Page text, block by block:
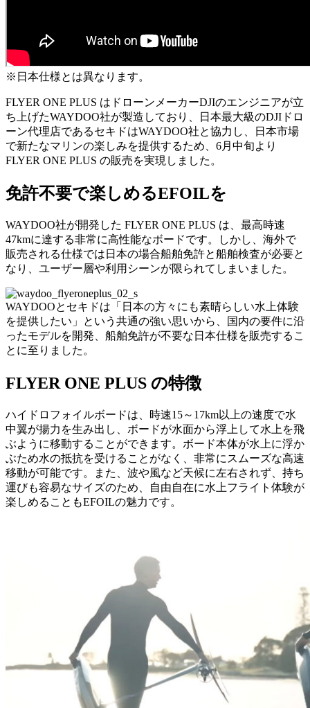
※日本仕様とは異なります。
FLYER ONE PLUS はドローンメーカーDJIのエンジニアが立
ち上げたWAYDOO社が製造しており、日本最大級のDJIドロ
ーン代理店であるセキドはWAYDOO社と協力し、日本市場
で新たなマリンの楽しみを提供するため、6月中旬より
FLYER ONE PLUS の販売を実現しました。
免許不要で楽しめるEFOILを
WAYDOO社が開発した FLYER ONE PLUS は、最高時速
47kmに達する非常に高性能なボードです。しかし、海外で
販売される仕様では日本の場合船舶免許と船舶検査が必要と
なり、ユーザー層や利用シーンが限られてしまいました。
WAYDOOとセキドは「日本の方々にも素晴らしい水上体験
を提供したい」という共通の強い思いから、国内の要件に沿
ったモデルを開発、船舶免許が不要な日本仕様を販売するこ
とに至りました。
FLYER ONE PLUS の特徴
ハイドロフォイルボードは、時速15～17km以上の速度で水
中翼が揚力を生み出し、ボードが水面から浮上して水上を飛
ぶように移動することができます。ボード本体が水上に浮か
ぶため水の抵抗を受けることがなく、非常にスムーズな高速
移動が可能です。また、波や風など天候に左右されず、持ち
運びも容易なサイズのため、自由自在に水上フライト体験が
楽しめることもEFOILの魅力です。